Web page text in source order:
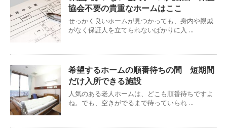
協会不要の貴重なホームはここ
せっかく良いホームが見つかっても、身内や親戚
がなく保証人を立てられないばかりに入 ...
希望するホームの順番待ちの間 短期間
だけ入所できる施設
人気のある老人ホームは、どこも順番待ちですよ
ね。でも、空きがでるまで待っていられ ...